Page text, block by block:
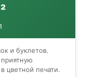
и буклетов.
цветной печати.